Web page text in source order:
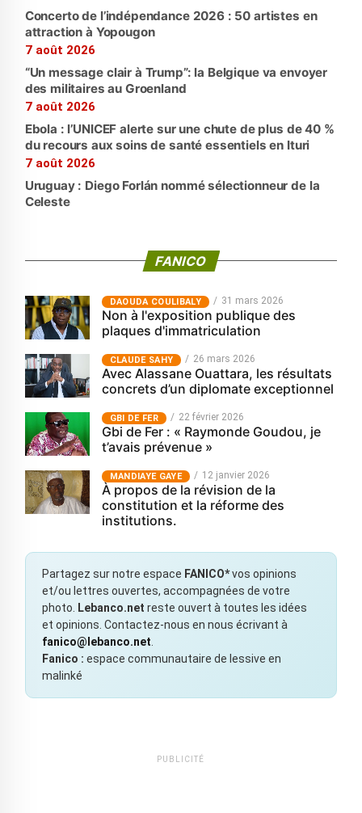
Concerto de l’indépendance 2026 : 50 artistes en
attraction à Yopougon
7 août 2026
“Un message clair à Trump”: la Belgique va envoyer
des militaires au Groenland
7 août 2026
Ebola : l’UNICEF alerte sur une chute de plus de 40 %
du recours aux soins de santé essentiels en Ituri
7 août 2026
Uruguay : Diego Forlán nommé sélectionneur de la
Celeste
FANICO
‎DAOUDA COULIBALY 31 mars 2026
Non à l'exposition publique des
plaques d'immatriculation
CLAUDE SAHY 26 mars 2026
Avec Alassane Ouattara, les résultats
concrets d’un diplomate exceptionnel
GBI DE FER 22 février 2026
Gbi de Fer : « Raymonde Goudou, je
t’avais prévenue »
MANDIAYE GAYE 12 janvier 2026
À propos de la révision de la
constitution et la réforme des
institutions.
Partagez sur notre espace FANICO*vos opinions
et/ou lettres ouvertes, accompagnées de votre
photo.
Lebanco.net reste ouvert à toutes les idées
et opinions. Contactez-nous en nous écrivant à
fanico@lebanco.net
Fanico : espace communautaire de lessive en
malinké
PUBLICITÉ